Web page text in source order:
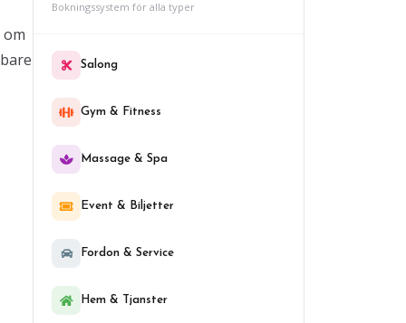
Bokningssystem för alla typer
Salong
Gym & Fitness
Massage & Spa
Event & Biljetter
Fordon & Service
Hem & Tjanster